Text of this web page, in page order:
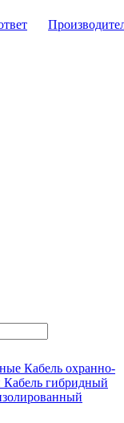
Кабель охранно-
Кабель гибридный